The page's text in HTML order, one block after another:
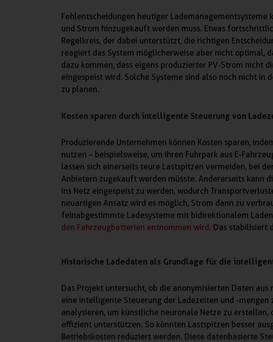
Fehlentscheidungen heutiger
und Strom hinzugekauft werden muss. Etwas
Regelkreis, der dabei unterstützt, die richtigen
reagiert das System möglicherweise aber nicht optimal,
dazu kommen, dass eigens produzierter PV-Strom nicht
eingespeist wird. Solche Systeme sind also noch nicht
zu planen.
Kosten sparen durch intelligente Steuerung von
Produzierende Unternehmen können Kosten sparen,
nutzen – beispielsweise, um ihren Fuhrpark aus E-
lassen sich einerseits teure Lastspitzen vermeiden, bei
Anbietern zugekauft werden müsste. Andererseits kann
ins Netz eingespeist zu werden, wodurch
neuartigen Ansatz wird es möglich, Strom dann zu
feinabgestimmte Ladesysteme mit bidirektionalem
den Fahrzeugbatterien entnommen wird. Das stabilisiert
Historische Ladedaten als Grundlage für die
Das Projekt untersucht, ob die anonymisierten Daten
eine intelligente Steuerung der Ladezeiten und -
analysieren, um künstliche neuronale Netze zu
effizient unterstützen. So könnten Lastspitzen besser
Betriebskosten reduziert werden. Diese datenbasierte